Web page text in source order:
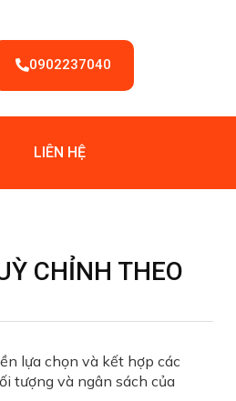
0902237040
LIÊN HỆ
CHỈNH THEO
lựa chọn và kết hợp các
tượng và ngân sách của